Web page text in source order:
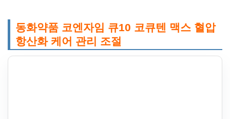
동화약품 코엔자임 큐10 코큐텐 맥스 혈압
항산화 케어 관리 조절